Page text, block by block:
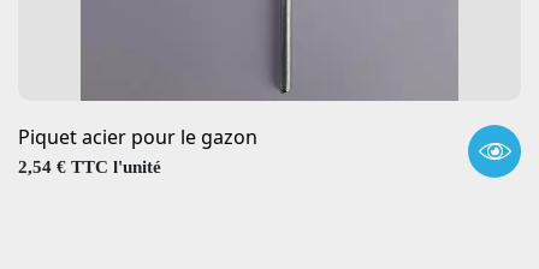
Piquet acier pour le gazon
Prix
2,54 € TTC l'unité